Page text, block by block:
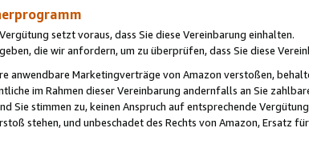
setzt voraus, dass Sie diese Vereinbarung einhalten.
die wir anfordern, um zu überprüfen, dass Sie diese
anwendbare Marketingverträge von Amazon verstoßen,
im Rahmen dieser Vereinbarung andernfalls an Sie
stimmen zu, keinen Anspruch auf entsprechende
stehen, und unbeschadet des Rechts von Amazon, Ersatz